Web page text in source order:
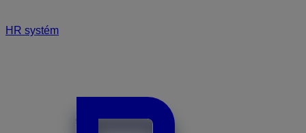
HR systém